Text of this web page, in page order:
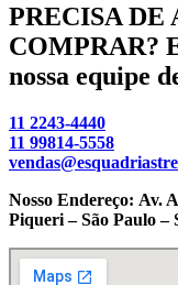
PRECISA DE
COMPRAR?
nossa equipe
11 2243-4440
11 99814-5558
Nosso Endereço: Av.
Piqueri – São Paulo –